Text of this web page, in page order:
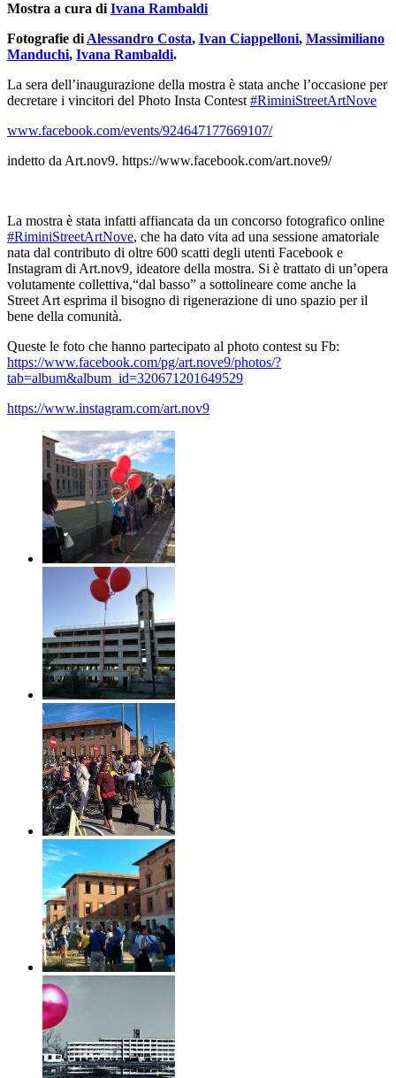
Mostra a cura di Ivana Rambaldi
Fotografie di Alessandro Costa, Ivan Ciappelloni, Massimiliano
Manduchi, Ivana Rambaldi.
La sera dell’inaugurazione della mostra è stata anche l’occasione per
decretare i vincitori del Photo Insta Contest #RiminiStreetArtNove
www.facebook.com/events/924647177669107/
indetto da Art.nov9. https://www.facebook.com/art.nove9/
La mostra è stata infatti affiancata da un concorso fotografico online
#RiminiStreetArtNove, che ha dato vita ad una sessione amatoriale
nata dal contributo di oltre 600 scatti degli utenti Facebook e
Instagram di Art.nov9, ideatore della mostra. Si è trattato di un’opera
volutamente collettiva,“dal basso” a sottolineare come anche la
Street Art esprima il bisogno di rigenerazione di uno spazio per il
bene della comunità.
Queste le foto che hanno partecipato al photo contest su Fb:
https://www.facebook.com/pg/art.nove9/photos/?
tab=album&album_id=320671201649529
https://www.instagram.com/art.nov9